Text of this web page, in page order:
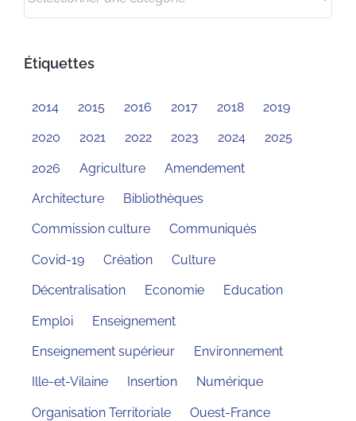
Étiquettes
2014 2015 2016 2017 2018 2019
2020 2021 2022 2023 2024 2025
2026 Agriculture Amendement
Architecture Bibliothèques
Commission culture Communiqués
Covid-19 Création Culture
Décentralisation Economie Education
Emploi Enseignement
Enseignement supérieur Environnement
Ille-et-Vilaine Insertion Numérique
Organisation Territoriale Ouest-France